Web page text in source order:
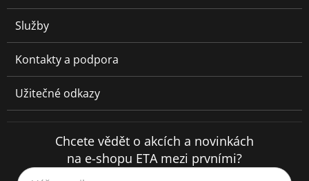
Služby
Kontakty a podpora
Užitečné odkazy
Chcete vědět o akcích a novinkách
na e-shopu ETA mezi prvními?
Váš e-mail